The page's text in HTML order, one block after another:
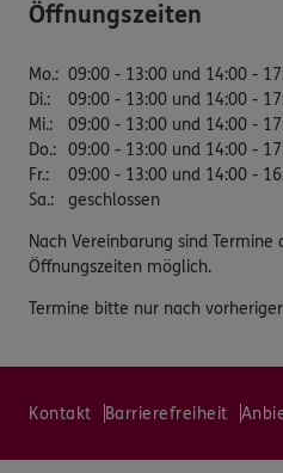
Öffnungszeiten
Mo.: 09:00 - 13:00 und 14:00 -
Di.:
09:00 - 13:00 und 14:00 -
Mi.:
09:00 - 13:00 und 14:00 -
Do.: 09:00 - 13:00 und 14:00 -
Fr.:
09:00 - 13:00 und 14:00 -
Sa.: geschlossen
Nach Vereinbarung sind
Öffnungszeiten möglich.
Termine bitte nur nach
Kontakt Barrierefreiheit